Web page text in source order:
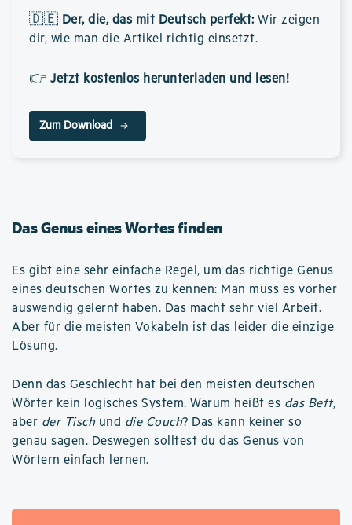
🇩🇪 Der, die, das mit Deutsch perfekt: Wir zeigen
dir, wie man die Artikel richtig einsetzt.
👉 Jetzt kostenlos herunterladen und lesen!
Zum Download
Das Genus eines Wortes finden
Es gibt eine sehr einfache Regel, um das richtige Genus
eines deutschen Wortes zu kennen: Man muss es vorher
auswendig gelernt haben. Das macht sehr viel Arbeit.
Aber für die meisten Vokabeln ist das leider die einzige
Lösung.
Denn das Geschlecht hat bei den meisten deutschen
Wörter kein logisches System. Warum heißt es das Bett,
aber der Tisch und die Couch? Das kann keiner so
genau sagen. Deswegen solltest du das Genus von
Wörtern einfach lernen.